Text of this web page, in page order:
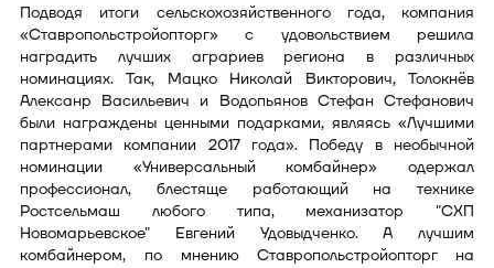
Подводя итоги сельскохозяйственного года, компания
«Ставропольстройопторг» с удовольствием решила
наградить лучших аграриев региона в различных
номинациях. Так, Мацко Николай Викторович, Толокнёв
Алексанр Васильевич и Водопьянов Стефан Стефанович
были награждены ценными подарками, являясь «Лучшими
партнерами компании 2017 года». Победу в необычной
номинации «Универсальный комбайнер» одержал
профессионал, блестяще работающий на технике
Ростсельмаш любого типа, механизатор "СХП
Новомарьевское" Евгений Удовыдченко. А лучшим
комбайнером, по мнению Ставропольстройопторг на